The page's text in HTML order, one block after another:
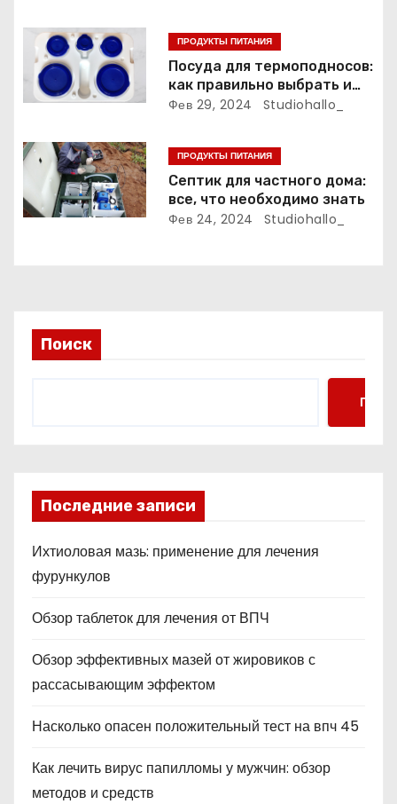
а
п
с
я
ПРОДУКТЫ ПИТАНИЯ
Посуда для термоподносов:
как правильно выбрать и
использовать
Фев 29, 2024 Studiohallo_
ПРОДУКТЫ ПИТАНИЯ
Септик для частного дома:
все, что необходимо знать
Фев 24, 2024 Studiohallo_
Поиск
Поиск
Последние записи
Ихтиоловая мазь: применение для лечения
фурункулов
Обзор таблеток для лечения от ВПЧ
Обзор эффективных мазей от жировиков с
рассасывающим эффектом
Насколько опасен положительный тест на впч 45
Как лечить вирус папилломы у мужчин: обзор
методов и средств